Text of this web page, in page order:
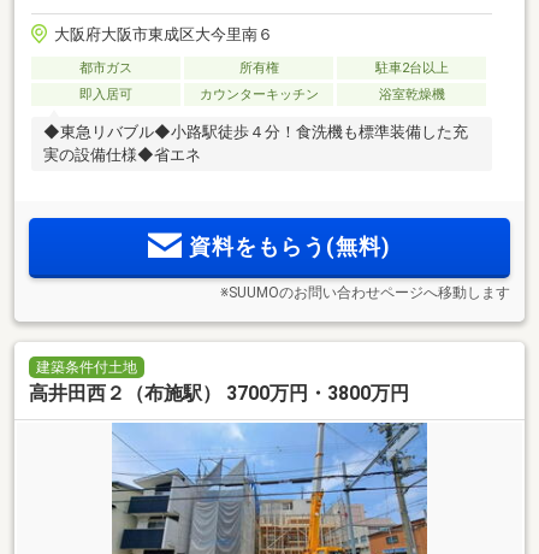
大阪府大阪市東成区大今里南６
都市ガス 所有権
駐車2台以上
即入居可
カウンターキッチン 浴室乾燥機
◆東急リバブル◆小路駅徒歩４分！食洗機も標準装備した充
実の設備仕様◆省エネ
資料をもらう(無料)
※SUUMOのお問い合わせページへ移動します
建築条件付土地
高井田西２（布施駅） 3700万円・3800万円